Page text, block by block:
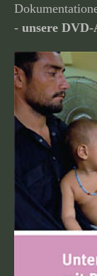
- unsere DVD-